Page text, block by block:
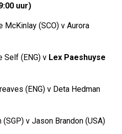
uur)
(SCO) v Aurora
Self (ENG) v Lex Paeshuyse
(ENG) v Deta Hedman
v Jason Brandon (USA)